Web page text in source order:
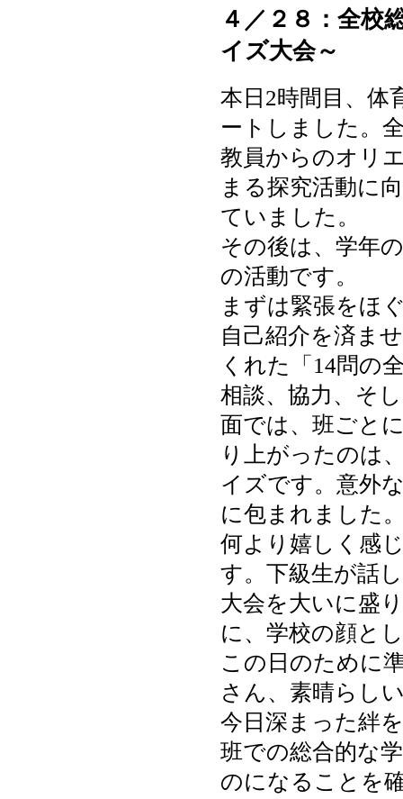
４／２８：全校
イズ大会～
本日2時間目、体
ートしました。
教員からのオリ
まる探究活動に
ていました。
その後は、学年
の活動です。
まずは緊張をほ
自己紹介を済ま
くれた「14問の
相談、協力、そ
面では、班ごと
り上がったのは
イズです。意外
に包まれました
何より嬉しく感
す。下級生が話
大会を大いに盛
に、学校の顔と
この日のために
さん、素晴らし
今日深まった絆
班での総合的な
のになることを